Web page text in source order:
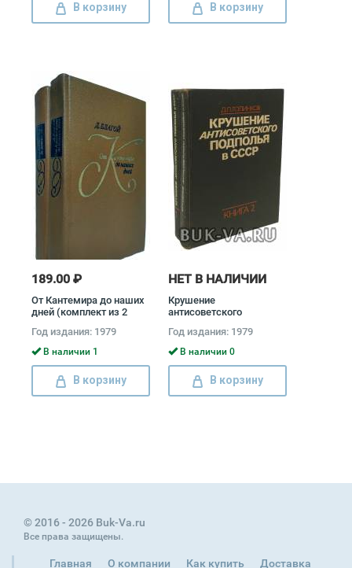
В корзину В корзину
189.00 ₽
От Кантемира до наших
дней (комплект из 2
Год издания: 1979
В наличии 1
В корзину
НЕТ В НАЛИЧИИ
Крушение
антисоветского
(комплект из 2 книг)
Давид Голинков
Год издания: 1979
В наличии 0
В корзину
© 2016 - 2026 Buk-Va.ru
Все права защищены.
Главная О компании Как купить Доставка